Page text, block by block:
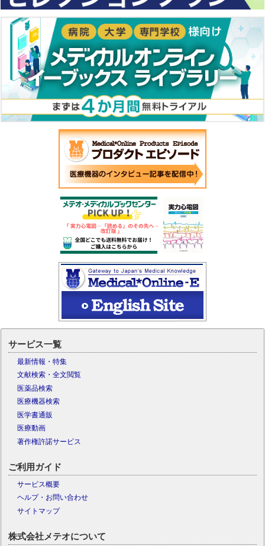
サービス一覧
最新情報・特集
文献検索・全文閲覧
医薬品検索
医療機器検索
医学書通販
医療動画
著作権許諾サービス
ご利用ガイド
サービス概要
ヘルプ・お問い合わせ
サイトマップ
株式会社メテオについて